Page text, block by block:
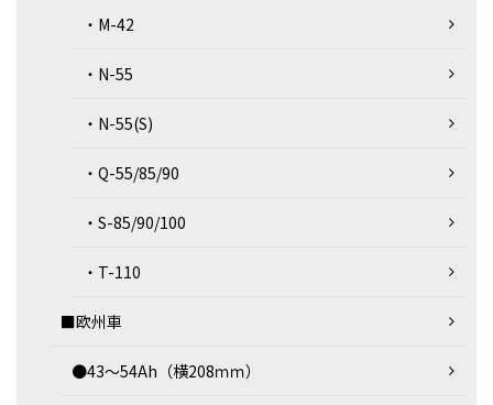
・M-42
・N-55
・N-55(S)
・Q-55/85/90
・S-85/90/100
・T-110
■欧州車
●43～54Ah（横208ｍｍ）